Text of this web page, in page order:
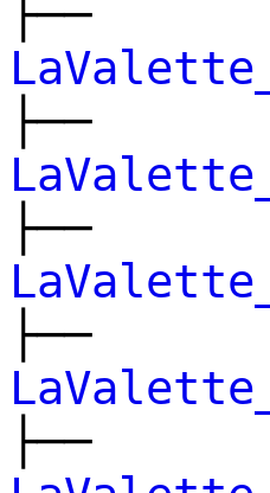
├──
├──
├──
├──
├──